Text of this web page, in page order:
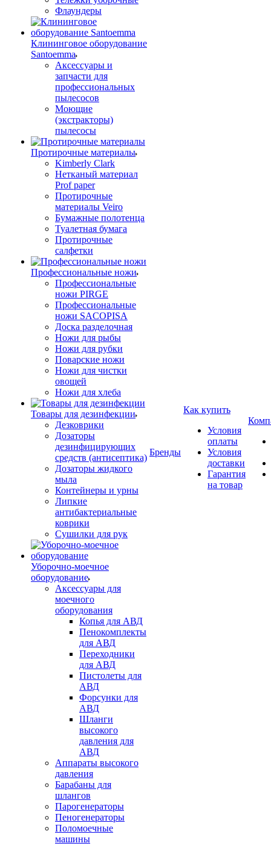
Флаундеры
Клининговое оборудование
Santoemma
Аксессуары и
запчасти для
профессиональных
пылесосов
Моющие
(экстракторы)
пылесосы
Протирочные материалы
Kimberly Clark
Нетканый материал
Prof paper
Протирочные
материалы Veiro
Бумажные полотенца
Туалетная бумага
Протирочные
салфетки
Профессиональные ножи
Профессиональные
ножи PIRGE
Профессиональные
ножи SACOPISA
Доска разделочная
Ножи для рыбы
Ножи для рубки
Поварские ножи
Ножи для чистки
овощей
Ножи для хлеба
Товары для дезинфекции
Дезковрики
Дозаторы
дезинфицирующих
средств (антисептика)
Дозаторы жидкого
мыла
Контейнеры и урны
Липкие
антибактериальные
коврики
Сушилки для рук
Уборочно-моечное
оборудование
Аксессуары для
моечного
оборудования
Копья для АВД
Пенокомплекты
для АВД
Переходники
для АВД
Пистолеты для
АВД
Форсунки для
АВД
Шланги
высокого
давления для
АВД
Аппараты высокого
давления
Барабаны для
шлангов
Парогенераторы
Пеногенераторы
Поломоечные
машины
Бренды
Как купить
Условия
оплаты
Условия
доставки
Гарантия
на товар